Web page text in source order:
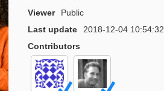
Viewer
Public
Last update
2018-12-04 10:54:32
Contributors